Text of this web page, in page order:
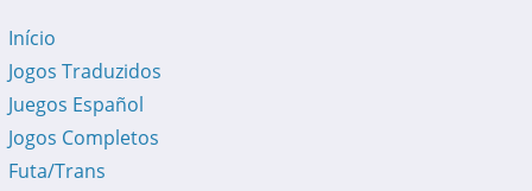
Início
Jogos Traduzidos
Juegos Español
Jogos Completos
Futa/Trans